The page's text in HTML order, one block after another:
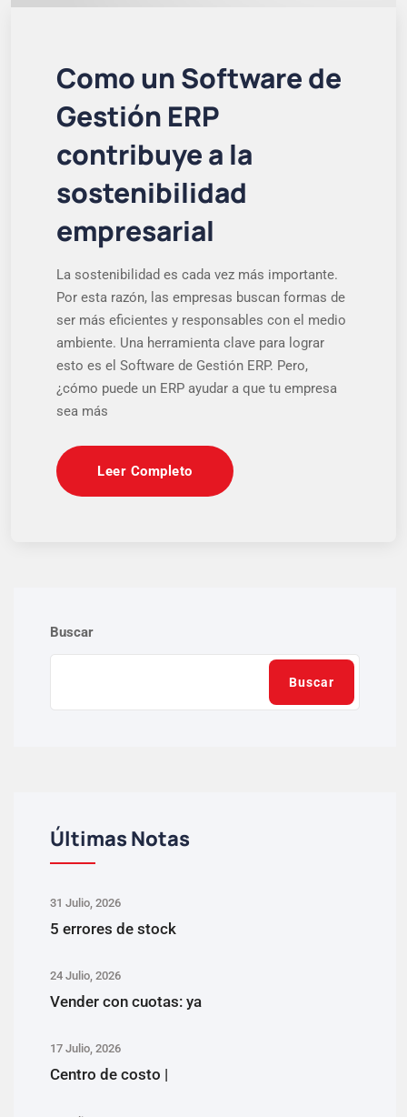
Como un Software de
Gestión ERP
contribuye a la
sostenibilidad
empresarial
La sostenibilidad es cada vez más importante.
Por esta razón, las empresas buscan formas de
ser más eficientes y responsables con el medio
ambiente. Una herramienta clave para lograr
esto es el Software de Gestión ERP. Pero,
¿cómo puede un ERP ayudar a que tu empresa
sea más
Leer Completo
Buscar
Buscar
Últimas Notas
31 Julio, 2026
5 errores de stock
24 Julio, 2026
Vender con cuotas: ya
17 Julio, 2026
Centro de costo |